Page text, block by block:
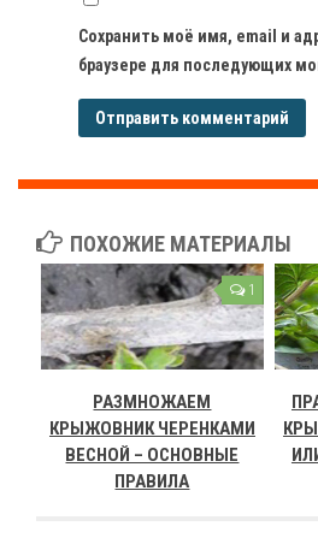
Сохранить моё имя, email и
браузере для последующих
ПОХОЖИЕ МАТЕРИАЛЫ
1
РАЗМНОЖАЕМ
КРЫЖОВНИК ЧЕРЕНКАМИ
ВЕСНОЙ – ОСНОВНЫЕ
ПРАВИЛА